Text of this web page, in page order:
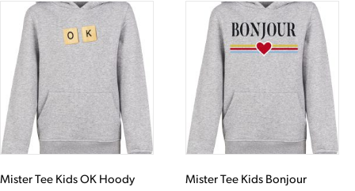
Mister Tee Kids OK Hoody
product
heeft
meerdere
variaties.
Deze
optie
kan
gekozen
op
Mister Tee Kids Bonjour
product
heeft
meerdere
variaties.
Deze
optie
kan
gekozen
op